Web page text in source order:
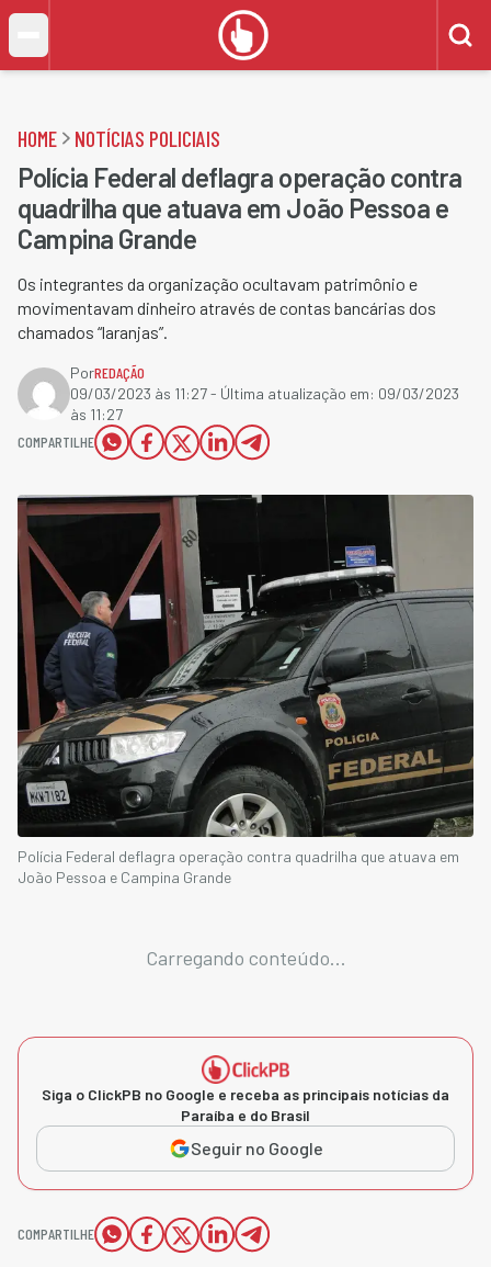
HOME NOTÍCIAS POLICIAIS
Polícia Federal deflagra operação contra
quadrilha que atuava em João Pessoa e
Campina Grande
Os integrantes da organização ocultavam patrimônio e
movimentavam dinheiro através de contas bancárias dos
chamados “laranjas”.
PorREDAÇÃO
09/03/2023 às 11:27- Última atualização em: 09/03/2023
às 11:27
COMPARTILHE
Polícia Federal deflagra operação contra quadrilha que atuava em
João Pessoa e Campina Grande
Carregando conteúdo...
Siga o ClickPB no Google e receba as principais notícias da
Paraíba e do Brasil
Seguir no Google
COMPARTILHE